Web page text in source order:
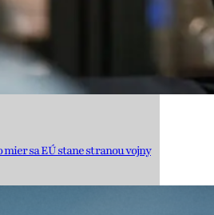
mier sa EÚ stane stranou vojny